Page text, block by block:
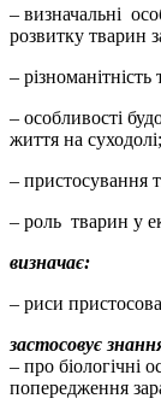
– визначальні
розвитку тварин
– різноманітність
– особливості
життя на суходолі;
– пристосування
– роль тварин у
визначає:
– риси
застосовує
– про біологічні
попередження